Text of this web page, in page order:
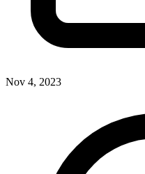
Nov 4, 2023